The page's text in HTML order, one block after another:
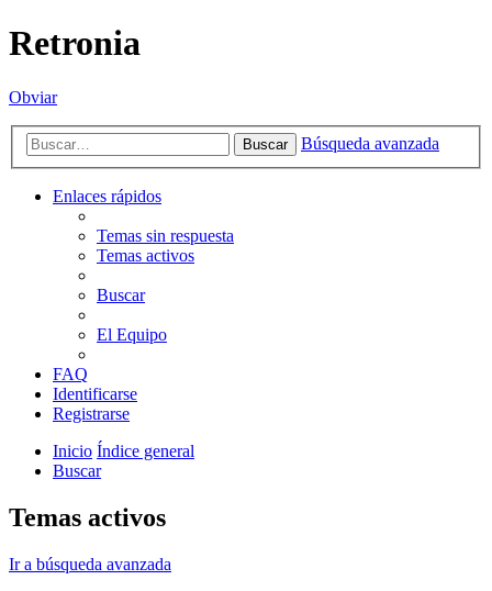
Retronia
Obviar
Buscar Búsqueda avanzada
Enlaces rápidos
Temas sin respuesta
Temas activos
Buscar
El Equipo
FAQ
Identificarse
Registrarse
Inicio Índice general
Buscar
Temas activos
Ir a búsqueda avanzada